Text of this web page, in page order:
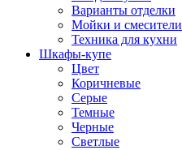
Варианты отделки
Мойки и смесители
Техника для кухни
Шкафы-купе
Цвет
Коричневые
Серые
Темные
Черные
Светлые